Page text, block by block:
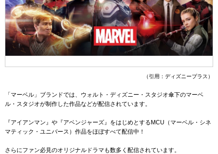
（引用：ディズニープラス）
「マーベル」ブランドでは、ウォルト・ディズニー・スタジオ傘下のマーベ
ル・スタジオが制作した作品などが配信されています。
『アイアンマン』や『アベンジャーズ』をはじめとするMCU（マーベル・シネ
マティック・ユニバース）作品をほぼすべて配信中！
さらにファン必見のオリジナルドラマも数多く配信されています。